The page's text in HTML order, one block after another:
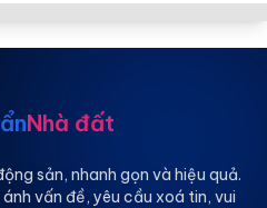
Nhà đất
sản, nhanh gọn và hiệu quả.
vấn đề, yêu cầu xoá tin, vui